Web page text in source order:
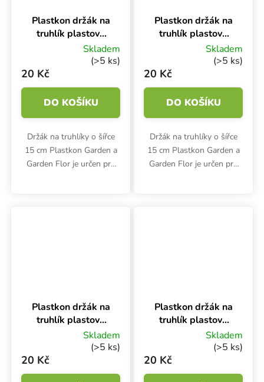
Plastkon držák na
truhlík plastový
Universal
Terakota, 15 cm
Skladem
(>5 ks)
20 Kč
DO KOŠÍKU
Držák na truhlíky o šířce
15 cm Plastkon Garden a
Garden Flor je určen pro
Plastkon držák na
truhlík plastový
Universal
Terakota, 15 cm
Skladem
(>5 ks)
20 Kč
DO KOŠÍKU
Držák na truhlíky o šířce
15 cm Plastkon Garden a
Garden Flor je určen pro
Plastkon držák na
truhlík plastový
Universal
Antracit, 15 cm na
Skladem
(>5 ks)
20 Kč
Plastkon držák na
truhlík plastový
Universal
Antracit, 12 cm na
Skladem
(>5 ks)
20 Kč